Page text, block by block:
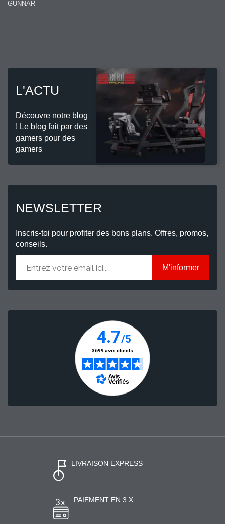
GUNNAR
L'ACTU
Découvre notre blog
! Le blog fait par des
gamers pour des
gamers
NEWSLETTER
Inscris-toi pour profiter des bons plans. Offres, promos,
conseils.
M'informer
LIVRAISON EXPRESS
PAIEMENT EN 3 X